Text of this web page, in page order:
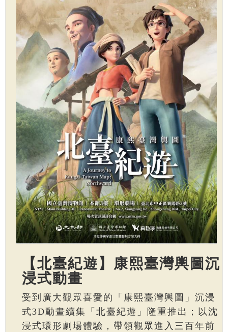
【北臺紀遊】康熙臺灣輿圖沉
浸式動畫
受到廣大觀眾喜愛的「康熙臺灣輿圖」沉浸
式3D動畫續集「北臺紀遊」隆重推出；以沈
浸式環形劇場體驗，帶領觀眾進入三百年前